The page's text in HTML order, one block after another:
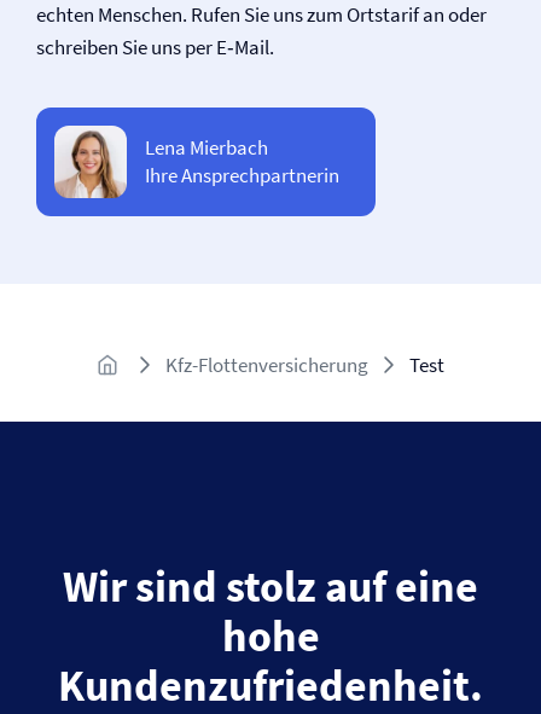
echten Menschen. Rufen Sie uns zum Ortstarif an oder
schreiben Sie uns per E‑Mail.
Lena Mierbach
Ihre Ansprechpartnerin
Kfz-Flottenversicherung Test
Wir sind stolz auf eine
hohe
Kundenzufriedenheit.